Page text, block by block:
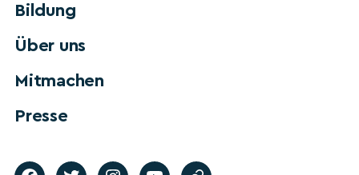
Bildung
Über uns
Mitmachen
Presse